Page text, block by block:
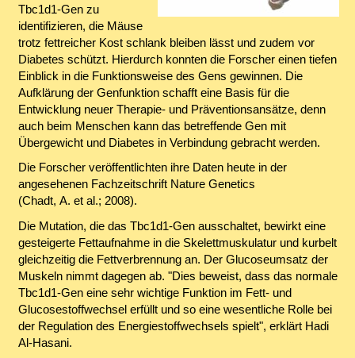
Tbc1d1-Gen zu
identifizieren, die Mäuse
trotz fettreicher Kost schlank bleiben lässt und zudem vor
Diabetes schützt. Hierdurch konnten die Forscher einen tiefen
Einblick in die Funktionsweise des Gens gewinnen. Die
Aufklärung der Genfunktion schafft eine Basis für die
Entwicklung neuer Therapie- und Präventionsansätze, denn
auch beim Menschen kann das betreffende Gen mit
Übergewicht und Diabetes in Verbindung gebracht werden.
Die Forscher veröffentlichten ihre Daten heute in der
angesehenen Fachzeitschrift Nature Genetics
(Chadt, A. et al.; 2008).
Die Mutation, die das Tbc1d1-Gen ausschaltet, bewirkt eine
gesteigerte Fettaufnahme in die Skelettmuskulatur und kurbelt
gleichzeitig die Fettverbrennung an. Der Glucoseumsatz der
Muskeln nimmt dagegen ab. "Dies beweist, dass das normale
Tbc1d1-Gen eine sehr wichtige Funktion im Fett- und
Glucosestoffwechsel erfüllt und so eine wesentliche Rolle bei
der Regulation des Energiestoffwechsels spielt", erklärt Hadi
Al-Hasani.